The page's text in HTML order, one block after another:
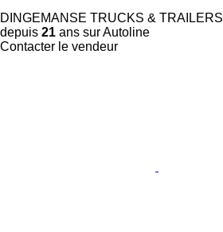
DINGEMANSE TRUCKS & TRAILERS
depuis 21 ans sur Autoline
Contacter le vendeur